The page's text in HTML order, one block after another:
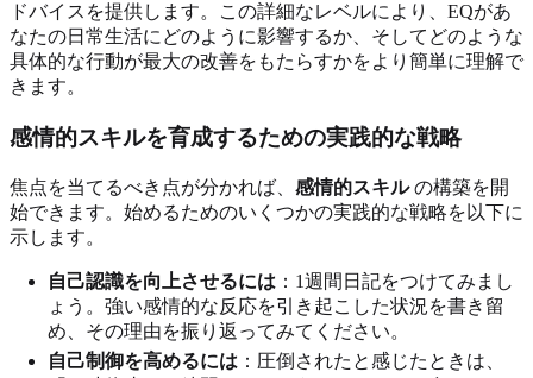
ドバイスを提供します。この詳細なレベルにより、EQがあ
なたの日常生活にどのように影響するか、そしてどのような
具体的な行動が最大の改善をもたらすかをより簡単に理解で
きます。
感情的スキルを育成するための実践的な戦略
焦点を当てるべき点が分かれば、 感情的スキルの構築を開
始できます。始めるためのいくつかの実践的な戦略を以下に
示します。
自己認識を向上させるには ：1週間日記をつけてみまし
ょう。強い感情的な反応を引き起こした状況を書き留
め、その理由を振り返ってみてください。
自己制御を高めるには ：圧倒されたと感じたときは、